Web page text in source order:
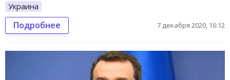
Украина
Подробнее 7 декабря 2020, 16:12